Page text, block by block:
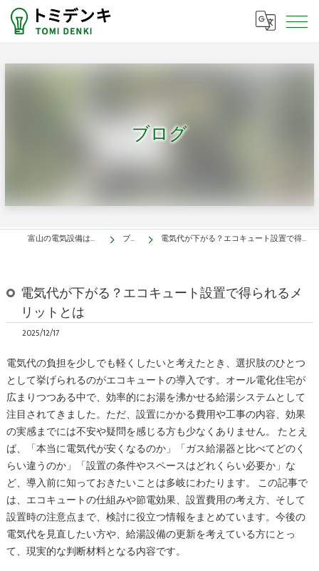
ブログ
富山の電気設備はトミデンキ ブログ 電気代が下がる？エコキュート設置で得られるメリットとは
電気代が下がる？エコキュート設置で得られるメ
リットとは
2025/12/17
電気代の負担を少しでも軽くしたいと考えたとき、選択肢のひとつ
として挙げられるのがエコキュートの導入です。オール電化住宅が
広まりつつある中で、効率的にお湯を沸かせる給湯システムとして
注目されてきました。ただ、設置にかかる費用や工事の内容、効果
の実感までには不安や疑問を感じる方も少なくありません。 たとえ
ば、「本当に電気代が安くなるのか」「ガス給湯器と比べてどのく
らい違うのか」「設置の条件やスペースはどれくらい必要か」な
ど、導入前に知っておきたいことは多岐にわたります。 この記事で
は、エコキュートの仕組みや節電効果、設置費用の考え方、そして
設置時の注意点まで、検討に役立つ情報をまとめています。今後の
電気代を見直したい方や、給湯設備の更新を考えている方にとっ
て、現実的な判断材料となる内容です。